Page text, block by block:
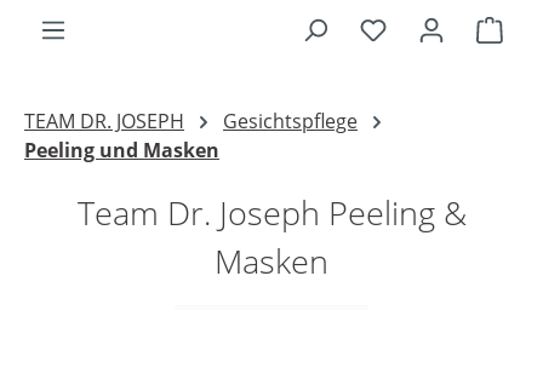
Du hast 0
TEAM DR. JOSEPH
Gesichtspflege
Peeling und Masken
Team Dr. Joseph Peeling &
Masken